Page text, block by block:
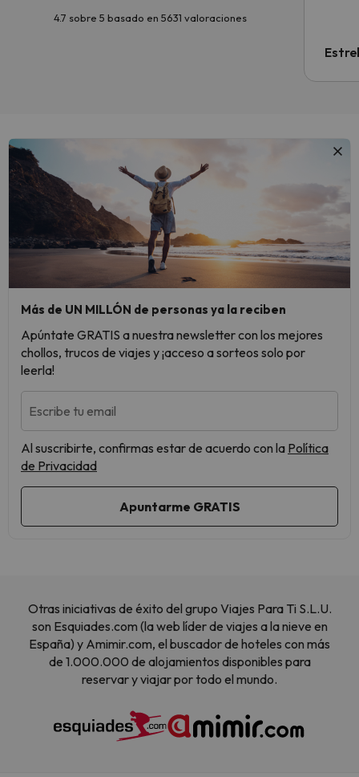
4.7 sobre 5 basado en 5631 valoraciones
Más de UN MILLÓN de personas ya la reciben
Apúntate GRATIS a nuestra newsletter con los mejores
chollos, trucos de viajes y ¡acceso a sorteos solo por
leerla!
Escribe tu email
Al suscribirte, confirmas estar de acuerdo con la Política
de Privacidad
Otras iniciativas de éxito del grupo Viajes Para Ti S.L.U.
son Esquiades.com (la web líder de viajes a la nieve en
España) y Amimir.com, el buscador de hoteles con más
de 1.000.000 de alojamientos disponibles para
reservar y viajar por todo el mundo.